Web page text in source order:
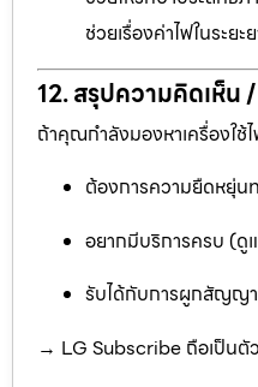
ช่วยเรื่องค่าไฟในระยะ
12. สรุปความคิดเห็น
ถ้าคุณกำลังมองหาเครื่องใช้
ต้องการความยืดหยุ่น
อยากมีบริการครบ (ดู
รับได้กับการผูกสัญญา
→ LG Subscribe ถือเป็นตั